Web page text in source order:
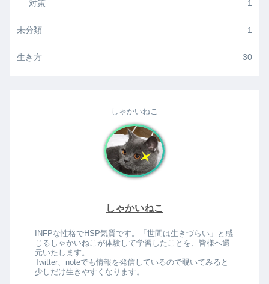
対策 1
未分類 1
生き方 30
しゃかいねこ
しゃかいねこ
INFPな性格でHSP気質です。「世間は生きづらい」と感
じるしゃかいねこが体験して学習したことを、皆様へ還
元いたします。
Twitter、noteでも情報を発信しているので覗いてみると
少しだけ生きやすくなります。